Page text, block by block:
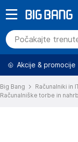
Akcije & promocije
Big Bang Računalniki in
Računalniške torbe in